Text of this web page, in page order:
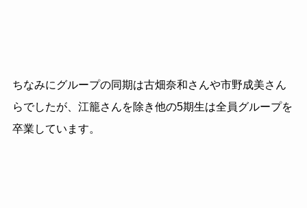
ちなみにグループの同期は古畑奈和さんや市野成美さん
らでしたが、江籠さんを除き他の5期生は全員グループを
卒業しています。